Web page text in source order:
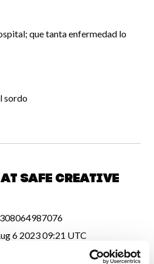
que tanta enfermedad lo
sordo
Safe Creative
6 2023 09:21 UTC